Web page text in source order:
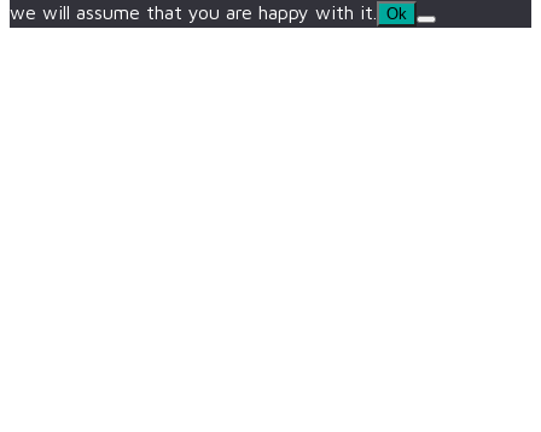
we will assume that you are happy with it.
Ok